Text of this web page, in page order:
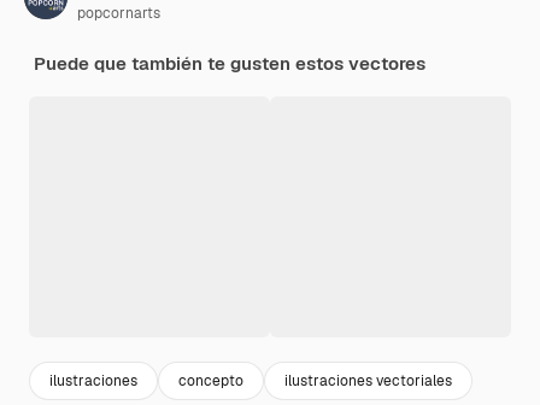
popcornarts
Puede que también te gusten estos vectores
ilustraciones concepto ilustraciones vectoriales